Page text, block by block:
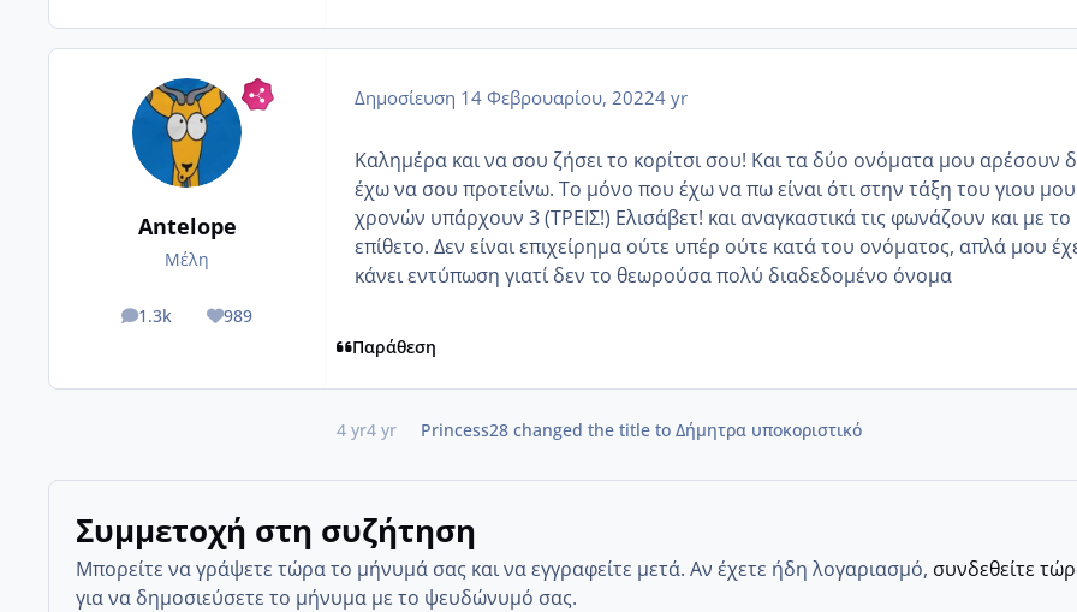
Antelope
Μέλη
1.3k
posts 989
Reputation
Δημοσίευση 14 Φεβρουαρίου, 20224 yr
Καλημέρα και να σου ζήσει το κορίτσι σου! Και τα δύο ονόματα μου αρέσουν
έχω να σου προτείνω. Το μόνο που έχω να πω είναι ότι στην τάξη του γιου
χρονών υπάρχουν 3 (ΤΡΕΙΣ!) Ελισάβετ! και αναγκαστικά τις φωνάζουν και με το
επίθετο. Δεν είναι επιχείρημα ούτε υπέρ ούτε κατά του ονόματος, απλά μου
κάνει εντύπωση γιατί δεν το θεωρούσα πολύ διαδεδομένο όνομα
Παράθεση
4 yr4 yr Princess28 changed the title to Δήμητρα υποκοριστικό
Συμμετοχή στη συζήτηση
Μπορείτε να γράψετε τώρα το μήνυμά σας και να εγγραφείτε μετά. Αν έχετε ήδη λογαριασμό, συνδεθείτε
για να δημοσιεύσετε το μήνυμα με το ψευδώνυμό σας.